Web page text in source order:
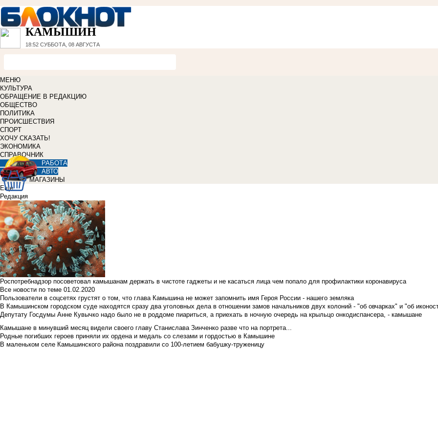
КАМЫШИН
18:52 СУББОТА, 08 АВГУСТА
МЕНЮ
КУЛЬТУРА
ОБРАЩЕНИЕ В РЕДАКЦИЮ
ОБЩЕСТВО
ПОЛИТИКА
ПРОИСШЕСТВИЯ
СПОРТ
ХОЧУ СКАЗАТЬ!
ЭКОНОМИКА
СПРАВОЧНИК
РАБОТА
АВТО
МАГАЗИНЫ
Еще
Редакция
Роспотребнадзор посоветовал камышанам держать в чистоте гаджеты и не касаться лица чем попало для профилактики коронавируса
Все новости по теме 01.02.2020
Пользователи в соцсетях грустят о том, что глава Камышина не может запомнить имя Героя России - нашего земляка
В Камышинском городском суде находятся сразу два уголовных дела в отношении замов начальников двух колоний - "об овчарках" и "об
Депутату Госдумы Анне Кувычко надо было не в роддоме пиариться, а приехать в ночную очередь на крыльцо онкодиспансера, - камышане
Камышане в минувший месяц видели своего главу Станислава Зинченко разве что на портрета...
Родные погибших героев приняли их ордена и медаль со слезами и гордостью в Камышине
В маленьком селе Камышинского района поздравили со 100-летием бабушку-труженицу